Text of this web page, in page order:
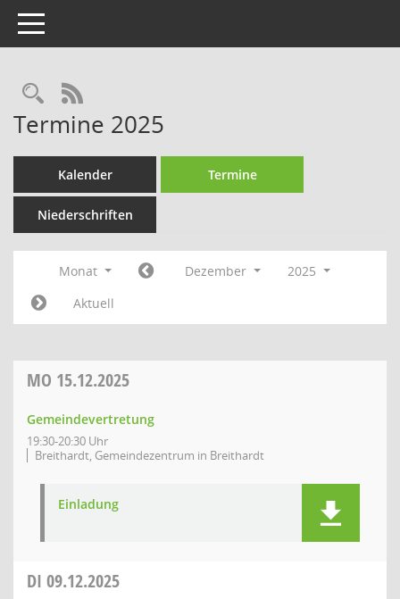
Toggle navigation
Rechercheauswahl
RSS-Feed
Termine 2025
Kalender Termine
Niederschriften
Monat Dezember
2025
Aktuell
MO 15.12.2025
Gemeindevertretung
19:30-20:30 Uhr
Breithardt, Gemeindezentrum in Breithardt
Einladung
DI 09.12.2025